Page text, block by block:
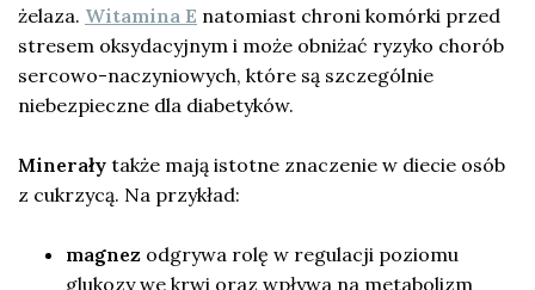
żelaza. Witamina E natomiast chroni komórki przed
stresem oksydacyjnym i może obniżać ryzyko chorób
sercowo-naczyniowych, które są szczególnie
niebezpieczne dla diabetyków.
Minerały także mają istotne znaczenie w diecie osób
z cukrzycą. Na przykład:
magnez odgrywa rolę w regulacji poziomu
glukozy we krwi oraz wpływa na metabolizm